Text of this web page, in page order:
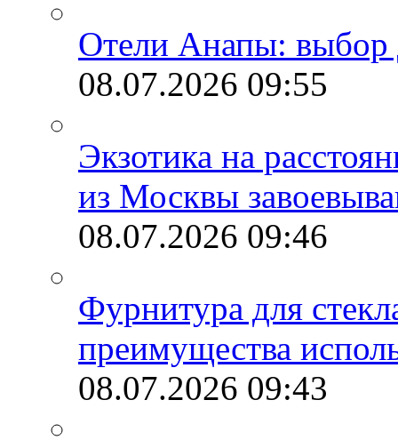
Отели Анапы: выбор
08.07.2026 09:55
Экзотика на
из Москвы
08.07.2026 09:46
Фурнитура для
преимущества
08.07.2026 09:43